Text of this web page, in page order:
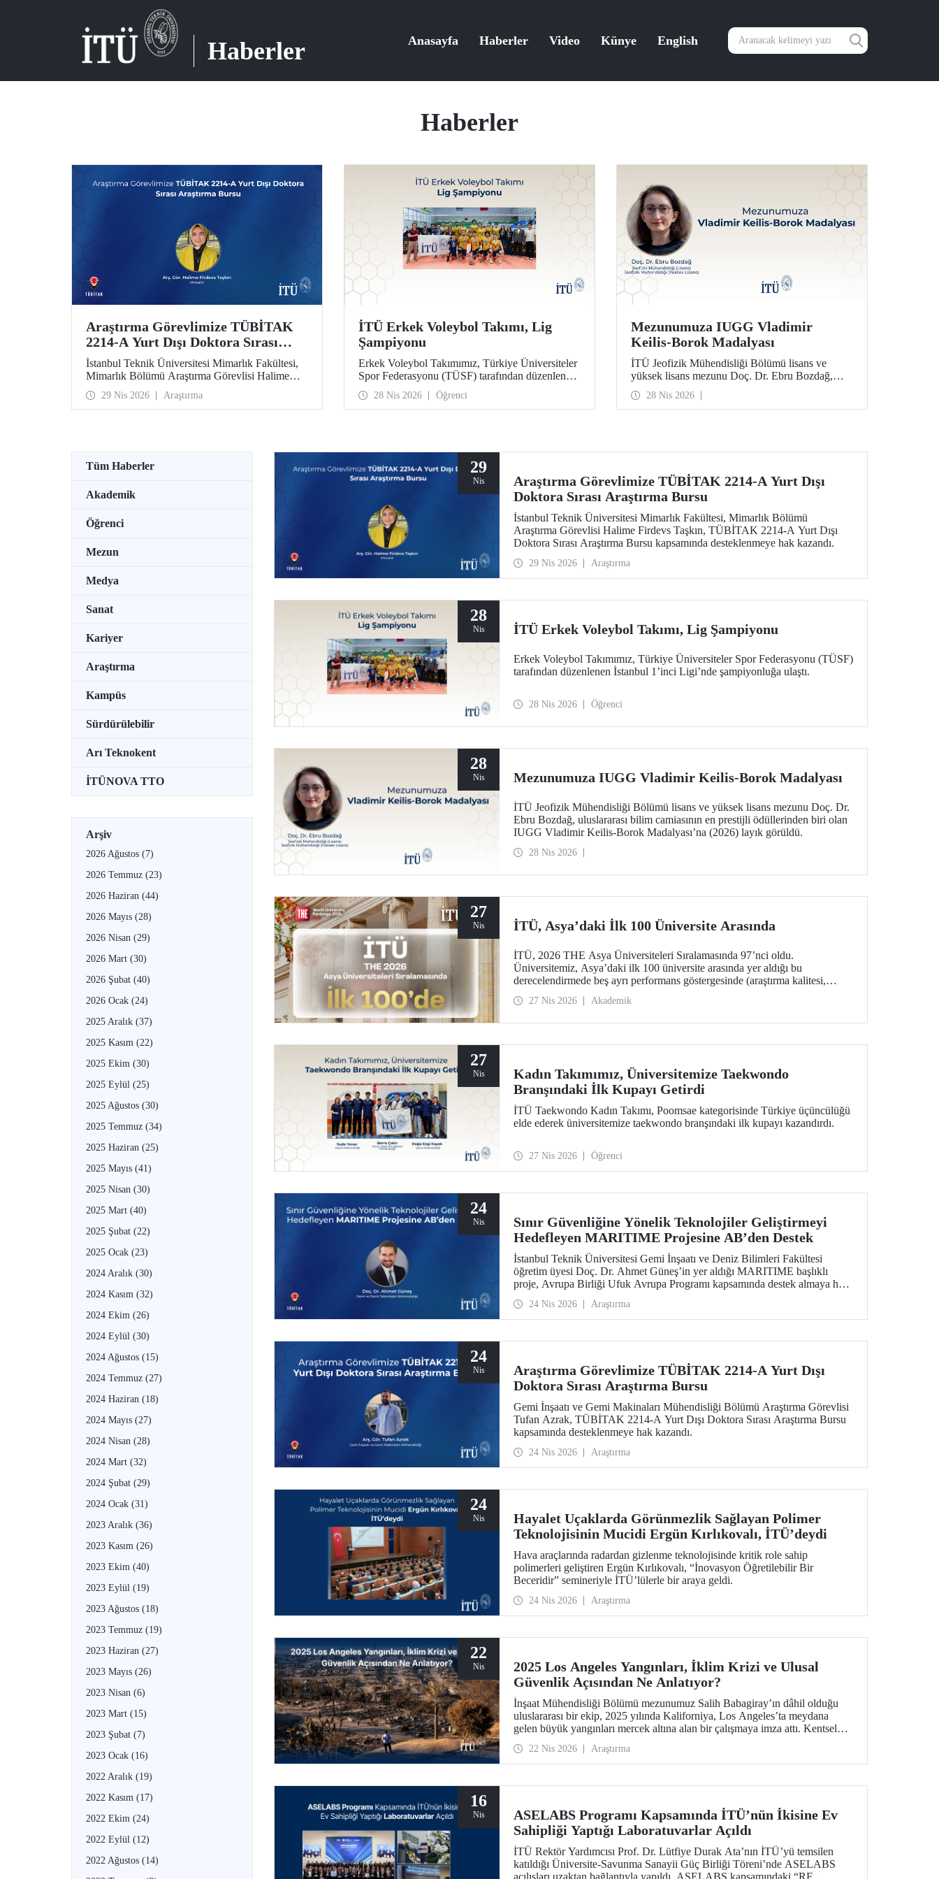
Haberler Anasayfa Haberler Video Künye English
Haberler
Araştırma Görevlimize TÜBİTAK
2214-A Yurt Dışı Doktora Sırası
Araştırma Bursu
İstanbul Teknik Üniversitesi Mimarlık Fakültesi,
Mimarlık Bölümü Araştırma Görevlisi Halime
Firdevs Taşkın, TÜBİTAK 2214-A Yurt Dışı
Doktora Sırası Araştırma Bursu kapsamında
desteklenmeye hak kazandı.
29 Nis 2026 Araştırma
İTÜ Erkek Voleybol Takımı, Lig
Şampiyonu
Erkek Voleybol Takımımız, Türkiye Üniversiteler
Spor Federasyonu (TÜSF) tarafından düzenlenen
İstanbul 1’inci Ligi’nde şampiyonluğa ulaştı.
28 Nis 2026 Öğrenci
Mezunumuza IUGG Vladimir
Keilis-Borok Madalyası
İTÜ Jeofizik Mühendisliği Bölümü lisans ve
yüksek lisans mezunu Doç. Dr. Ebru Bozdağ,
uluslararası bilim camiasının en prestijli
ödüllerinden biri olan IUGG Vladimir Keilis-
Borok Madalyası’na (2026) layık görüldü.
28 Nis 2026
Tüm Haberler
Akademik
Öğrenci
Mezun
Medya
Sanat
Kariyer
Araştırma
Kampüs
Sürdürülebilir
Arı Teknokent
İTÜNOVA TTO
Arşiv
2026 Ağustos (7)
2026 Temmuz (23)
2026 Haziran (44)
2026 Mayıs (28)
2026 Nisan (29)
2026 Mart (30)
2026 Şubat (40)
2026 Ocak (24)
2025 Aralık (37)
2025 Kasım (22)
2025 Ekim (30)
2025 Eylül (25)
2025 Ağustos (30)
2025 Temmuz (34)
2025 Haziran (25)
2025 Mayıs (41)
2025 Nisan (30)
2025 Mart (40)
2025 Şubat (22)
2025 Ocak (23)
2024 Aralık (30)
2024 Kasım (32)
2024 Ekim (26)
2024 Eylül (30)
2024 Ağustos (15)
2024 Temmuz (27)
2024 Haziran (18)
2024 Mayıs (27)
2024 Nisan (28)
2024 Mart (32)
2024 Şubat (29)
2024 Ocak (31)
2023 Aralık (36)
2023 Kasım (26)
2023 Ekim (40)
2023 Eylül (19)
2023 Ağustos (18)
2023 Temmuz (19)
2023 Haziran (27)
2023 Mayıs (26)
2023 Nisan (6)
2023 Mart (15)
2023 Şubat (7)
2023 Ocak (16)
2022 Aralık (19)
2022 Kasım (17)
2022 Ekim (24)
2022 Eylül (12)
2022 Ağustos (14)
29
Nis
Araştırma Görevlimize TÜBİTAK 2214-A Yurt Dışı
Doktora Sırası Araştırma Bursu
İstanbul Teknik Üniversitesi Mimarlık Fakültesi, Mimarlık Bölümü
Araştırma Görevlisi Halime Firdevs Taşkın, TÜBİTAK 2214-A Yurt Dışı
Doktora Sırası Araştırma Bursu kapsamında desteklenmeye hak kazandı.
29 Nis 2026 Araştırma
28
Nis İTÜ Erkek Voleybol Takımı, Lig Şampiyonu
Erkek Voleybol Takımımız, Türkiye Üniversiteler Spor Federasyonu (TÜSF)
tarafından düzenlenen İstanbul 1’inci Ligi’nde şampiyonluğa ulaştı.
28 Nis 2026 Öğrenci
28
Nis Mezunumuza IUGG Vladimir Keilis-Borok Madalyası
İTÜ Jeofizik Mühendisliği Bölümü lisans ve yüksek lisans mezunu Doç. Dr.
Ebru Bozdağ, uluslararası bilim camiasının en prestijli ödüllerinden biri olan
IUGG Vladimir Keilis-Borok Madalyası’na (2026) layık görüldü.
28 Nis 2026
27
Nis İTÜ, Asya’daki İlk 100 Üniversite Arasında
İTÜ, 2026 THE Asya Üniversiteleri Sıralamasında 97’nci oldu.
Üniversitemiz, Asya’daki ilk 100 üniversite arasında yer aldığı bu
derecelendirmede beş ayrı performans göstergesinde (araştırma kalitesi,
27 Nis 2026 Akademik
27
Nis
Kadın Takımımız, Üniversitemize Taekwondo
Branşındaki İlk Kupayı Getirdi
İTÜ Taekwondo Kadın Takımı, Poomsae kategorisinde Türkiye üçüncülüğü
elde ederek üniversitemize taekwondo branşındaki ilk kupayı kazandırdı.
27 Nis 2026 Öğrenci
24
Nis
Sınır Güvenliğine Yönelik Teknolojiler Geliştirmeyi
Hedefleyen MARITIME Projesine AB’den Destek
İstanbul Teknik Üniversitesi Gemi İnşaatı ve Deniz Bilimleri Fakültesi
öğretim üyesi Doç. Dr. Ahmet Güneş’in yer aldığı MARITIME başlıklı
proje, Avrupa Birliği Ufuk Avrupa Programı kapsamında destek almaya hak
24 Nis 2026 Araştırma
24
Nis
Araştırma Görevlimize TÜBİTAK 2214-A Yurt Dışı
Doktora Sırası Araştırma Bursu
Gemi İnşaatı ve Gemi Makinaları Mühendisliği Bölümü Araştırma Görevlisi
Tufan Azrak, TÜBİTAK 2214-A Yurt Dışı Doktora Sırası Araştırma Bursu
kapsamında desteklenmeye hak kazandı.
24 Nis 2026 Araştırma
24
Nis
Hayalet Uçaklarda Görünmezlik Sağlayan Polimer
Teknolojisinin Mucidi Ergün Kırlıkovalı, İTÜ’deydi
Hava araçlarında radardan gizlenme teknolojisinde kritik role sahip
polimerleri geliştiren Ergün Kırlıkovalı, “İnovasyon Öğretilebilir Bir
Beceridir” semineriyle İTÜ’lülerle bir araya geldi.
24 Nis 2026 Araştırma
22
Nis
2025 Los Angeles Yangınları, İklim Krizi ve Ulusal
Güvenlik Açısından Ne Anlatıyor?
İnşaat Mühendisliği Bölümü mezunumuz Salih Babagiray’ın dâhil olduğu
uluslararası bir ekip, 2025 yılında Kaliforniya, Los Angeles’ta meydana
gelen büyük yangınları mercek altına alan bir çalışmaya imza attı. Kentsel
kazanan bir ulusal güvenlik meselesi olduğuna vurgu yapan araştırma,
Nature’ın kentler odaklı yayın organı olan Nature Cities’te yayımlandı.
22 Nis 2026 Araştırma
16
Nis
ASELABS Programı Kapsamında İTÜ’nün İkisine Ev
Sahipliği Yaptığı Laboratuvarlar Açıldı
İTÜ Rektör Yardımcısı Prof. Dr. Lütfiye Durak Ata’nın İTÜ’yü temsilen
katıldığı Üniversite-Savunma Sanayii Güç Birliği Töreni’nde ASELABS
açılışları uzaktan bağlantıyla yapıldı. ASELABS kapsamındaki “RF